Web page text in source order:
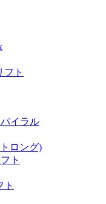
フト
イラル
ロング)
ト
ト